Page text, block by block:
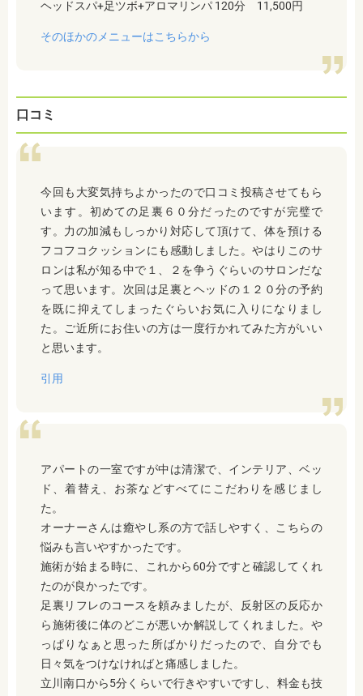
ヘッドスパ+足ツボ+アロマリンパ 120分 11,500円
そのほかのメニューはこちらから
口コミ
今回も大変気持ちよかったので口コミ投稿させてもら
います。初めての足裏６０分だったのですが完璧で
す。力の加減もしっかり対応して頂けて、体を預ける
フコフコクッションにも感動しました。やはりこのサ
ロンは私が知る中で１、２を争うぐらいのサロンだな
って思います。次回は足裏とヘッドの１２０分の予約
を既に抑えてしまったぐらいお気に入りになりまし
た。ご近所にお住いの方は一度行かれてみた方がいい
と思います。
引用
アパートの一室ですが中は清潔で、インテリア、ベッ
ド、着替え、お茶などすべてにこだわりを感じまし
た。
オーナーさんは癒やし系の方で話しやすく、こちらの
悩みも言いやすかったです。
施術が始まる時に、これから60分ですと確認してくれ
たのが良かったです。
足裏リフレのコースを頼みましたが、反射区の反応か
ら施術後に体のどこが悪いか解説してくれました。や
っぱりなぁと思った所ばかりだったので、自分でも
日々気をつけなければと痛感しました。
立川南口から5分くらいで行きやすいですし、料金も技